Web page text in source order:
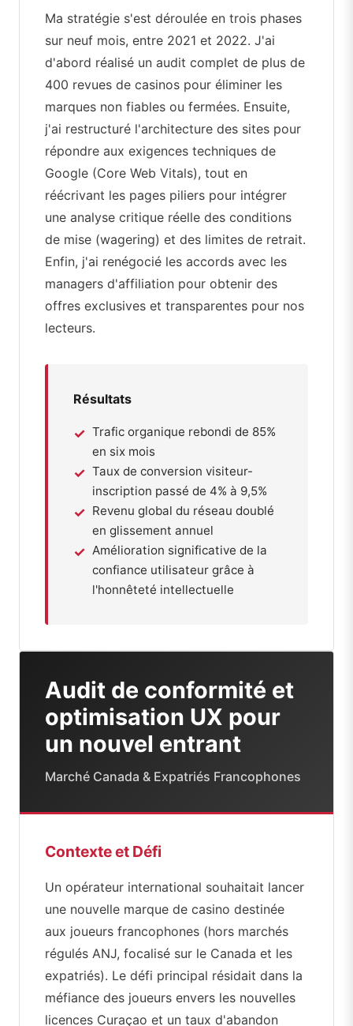
Ma stratégie s'est déroulée en trois phases
sur neuf mois, entre 2021 et 2022. J'ai
d'abord réalisé un audit complet de plus de
400 revues de casinos pour éliminer les
marques non fiables ou fermées. Ensuite,
j'ai restructuré l'architecture des sites pour
répondre aux exigences techniques de
Google (Core Web Vitals), tout en
réécrivant les pages piliers pour intégrer
une analyse critique réelle des conditions
de mise (wagering) et des limites de retrait.
Enfin, j'ai renégocié les accords avec les
managers d'affiliation pour obtenir des
offres exclusives et transparentes pour nos
lecteurs.
Résultats
Trafic organique rebondi de 85%
en six mois
Taux de conversion visiteur-
inscription passé de 4% à 9,5%
Revenu global du réseau doublé
en glissement annuel
Amélioration significative de la
confiance utilisateur grâce à
l'honnêteté intellectuelle
Audit de conformité et
optimisation UX pour
un nouvel entrant
Marché Canada & Expatriés Francophones
Contexte et Défi
Un opérateur international souhaitait lancer
une nouvelle marque de casino destinée
aux joueurs francophones (hors marchés
régulés ANJ, focalisé sur le Canada et les
expatriés). Le défi principal résidait dans la
méfiance des joueurs envers les nouvelles
licences Curaçao et un taux d'abandon